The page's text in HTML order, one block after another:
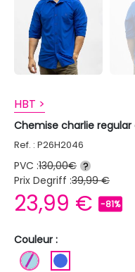
HBT >
Chemise charlie
Ref. : P26H2046
PVC :130,00€ ?
Prix Degriff :39,99 €
23,99 € -81%
Couleur :
BLEU CLAIR